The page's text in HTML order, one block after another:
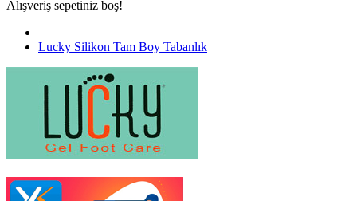
Alışveriş sepetiniz boş!
Lucky Silikon Tam Boy Tabanlık